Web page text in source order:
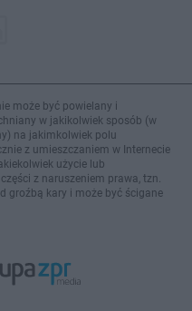
może być powielany i
w jakikolwiek sposób (w
na jakimkolwiek polu
z umieszczaniem w Internecie
użycie lub
z naruszeniem prawa, tzn.
groźbą kary i może być ścigane